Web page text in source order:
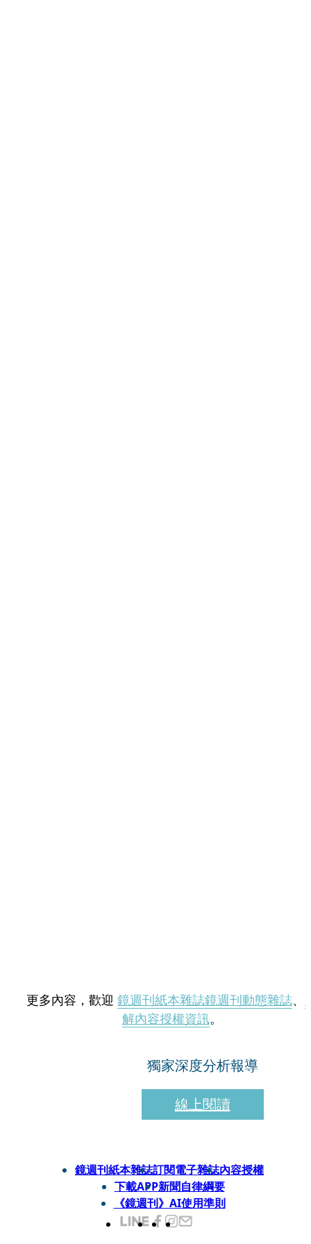
更多內容，歡迎 鏡週刊紙本雜誌鏡週刊動態雜誌、
解內容授權資訊。
獨家深度分析報導
線上閱讀
鏡週刊紙本雜誌訂閱電子雜誌內容授權
下載APP新聞自律綱要
《鏡週刊》AI使用準則